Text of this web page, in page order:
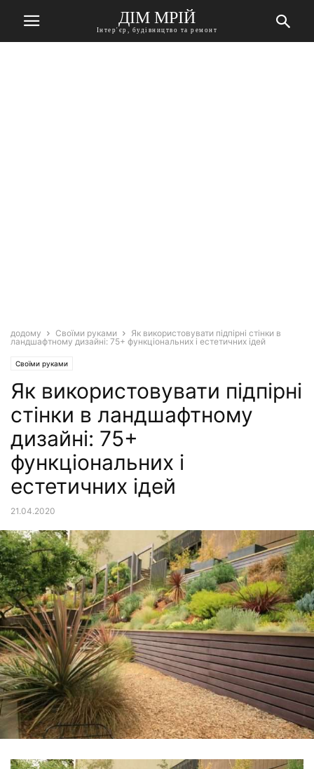
ДІМ МРІЙ
Інтер'єр, будівництво та ремонт
додому Своїми руками
Як використовувати підпірні стінки в
ландшафтному дизайні: 75+ функціональних і естетичних ідей
Своїми руками
Як використовувати підпірні
стінки в ландшафтному
дизайні: 75+
функціональних і
естетичних ідей
21.04.2020